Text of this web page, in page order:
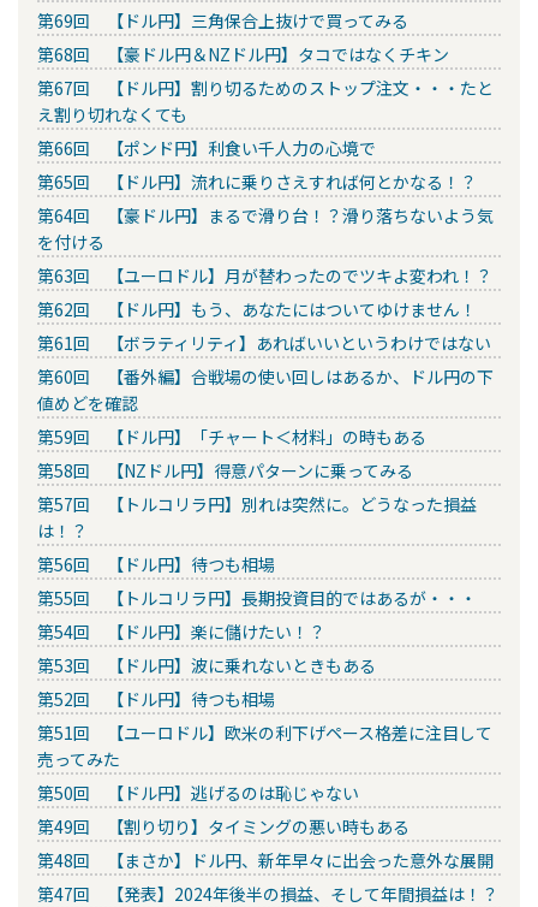
第69回 【ドル円】三角保合上抜けで買ってみる
第68回 【豪ドル円＆NZドル円】タコではなくチキン
第67回 【ドル円】割り切るためのストップ注文・・・たと
え割り切れなくても
第66回 【ポンド円】利食い千人力の心境で
第65回 【ドル円】流れに乗りさえすれば何とかなる！？
第64回 【豪ドル円】まるで滑り台！？滑り落ちないよう気
を付ける
第63回 【ユーロドル】月が替わったのでツキよ変われ！？
第62回 【ドル円】もう、あなたにはついてゆけません！
第61回 【ボラティリティ】あればいいというわけではない
第60回 【番外編】合戦場の使い回しはあるか、ドル円の下
値めどを確認
第59回 【ドル円】「チャート＜材料」の時もある
第58回 【NZドル円】得意パターンに乗ってみる
第57回 【トルコリラ円】別れは突然に。どうなった損益
は！？
第56回 【ドル円】待つも相場
第55回 【トルコリラ円】長期投資目的ではあるが・・・
第54回 【ドル円】楽に儲けたい！？
第53回 【ドル円】波に乗れないときもある
第52回 【ドル円】待つも相場
第51回 【ユーロドル】欧米の利下げペース格差に注目して
売ってみた
第50回 【ドル円】逃げるのは恥じゃない
第49回 【割り切り】タイミングの悪い時もある
第48回 【まさか】ドル円、新年早々に出会った意外な展開
第47回 【発表】2024年後半の損益、そして年間損益は！？